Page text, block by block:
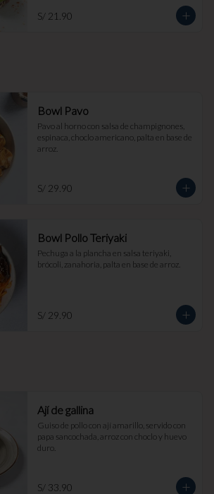
S/ 21.90
Bowl Pavo
Pavo al horno con salsa de champignones,
espinaca, choclo americano, palta en base de
arroz.
S/ 29.90
Bowl Pollo Teriyaki
Pechuga a la plancha en salsa teriyaki,
brócoli, zanahoria, palta en base de arroz.
S/ 29.90
Ají de gallina
Guiso de pollo con ají amarillo, servido con
papa sancochada, arroz con choclo y huevo
duro.
S/ 33.90